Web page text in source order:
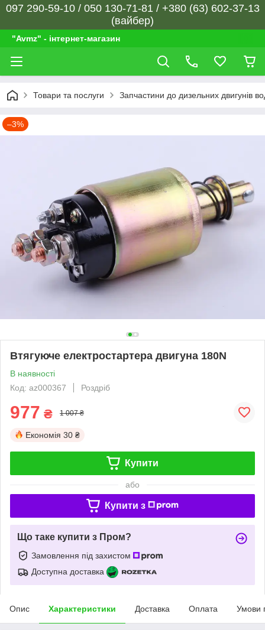
097 290-59-10 / 050 130-71-81 / +380 (63) 602-37-13
(вайбер)
"Avmz" - інтернет-магазин
Товари та послуги Запчастини до дизельних двигунів
–3%
Втягуюче електростартера двигуна 180N
В наявності
Код: az000367
Роздріб
977 ₴ 1 007 ₴
Економія 30 ₴
Купити
або
Купити з
Що таке купити з Пром?
Замовлення під захистом
Доступна доставка
Опис Характеристики Доставка Оплата Умови